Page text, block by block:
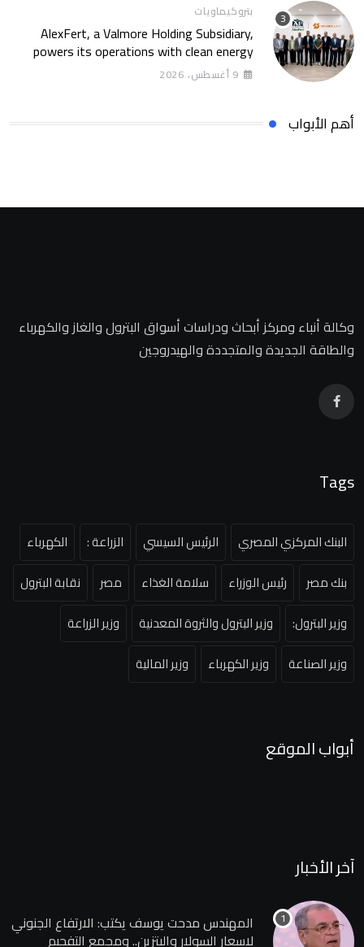
بتروكيماويات
AlexFert, a Valmore Holding Subsidiary,
powers its operations with clean energy
through a 30-year partnership with
SolarizEgypt
9 أغسطس، 2026
أهم الأبواب
وكالة أنباء ومركز أبحاث ودراسات أسواق البترول والغاز والكهرباء
والطاقة الجديدة والمتجددة والهيدروجين
Tags
البنك المركزي المصري الرئيس السيسي الزراعة :
الكهرباء
بنك مصر
رئيس الوزراء سلامة الغذاء مصر
نقابة البترول
وزير البترول:
وزير البترول والثروة المعدنية
وزير الزراعة
وزير الصناعة
وزير الكهرباء وزير المالية
أبواب الموقع
آخر الأخبار
المهندس مدحت يوسف يكتب: الارتفاع الجنوني
لاسعار السولار والبتزين.. ومجمع التفحيم